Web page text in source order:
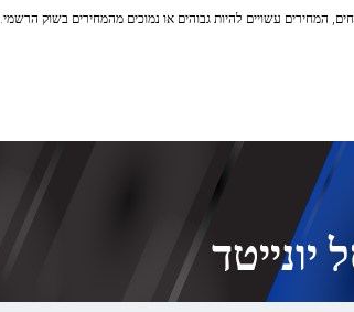
המחירים עשויים להיות גבוהים או נמוכים מהמחירים בשוק הרשמי.